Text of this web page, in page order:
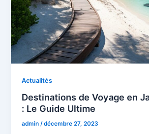
Actualités
Destinations de Voyage en
: Le Guide Ultime
admin/décembre 27, 2023